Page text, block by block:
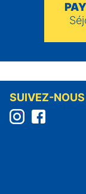
SUIVEZ-NOUS